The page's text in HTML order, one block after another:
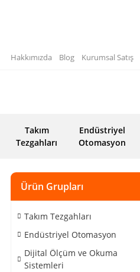
Hakkımızda Blog Kurumsal Satış
Takım
Tezgahları
Endüstriyel
Otomasyon
Ürün Grupları
Takım Tezgahları
Endüstriyel Otomasyon
Dijital Ölçüm ve Okuma
Sistemleri